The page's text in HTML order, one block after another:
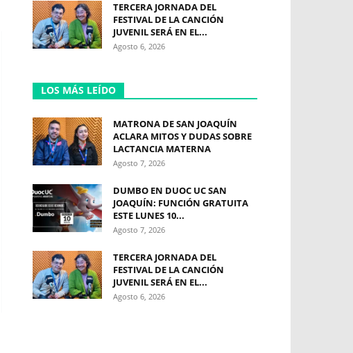
TERCERA JORNADA DEL
FESTIVAL DE LA CANCIÓN
JUVENIL SERÁ EN EL...
Agosto 6, 2026
LOS MÁS LEÍDO
MATRONA DE SAN JOAQUÍN
ACLARA MITOS Y DUDAS SOBRE
LACTANCIA MATERNA
Agosto 7, 2026
DUMBO EN DUOC UC SAN
JOAQUÍN: FUNCIÓN GRATUITA
ESTE LUNES 10...
Agosto 7, 2026
TERCERA JORNADA DEL
FESTIVAL DE LA CANCIÓN
JUVENIL SERÁ EN EL...
Agosto 6, 2026